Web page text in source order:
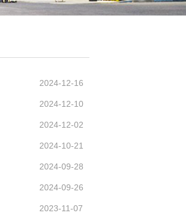
2024-12-16
2024-12-10
2024-12-02
2024-10-21
2024-09-28
2024-09-26
2023-11-07